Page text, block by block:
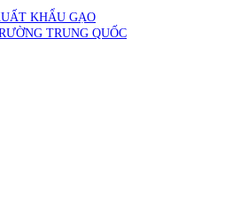
KHẨU GẠO
TRUNG QUỐC